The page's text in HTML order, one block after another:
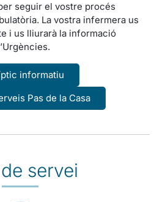
seguir el vostre procés
La vostra infermera us
i us lliurarà la informació
informatiu
Pas de la Casa
servei